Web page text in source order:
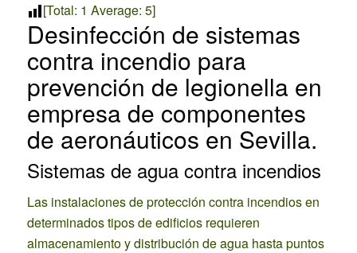
[Total: 1 Average: 5]
Desinfección de sistemas
contra incendio para
prevención de legionella en
empresa de componentes
de aeronáuticos en Sevilla.
Sistemas de agua contra incendios
Las instalaciones de protección contra incendios en
determinados tipos de edificios requieren
almacenamiento y distribución de agua hasta puntos